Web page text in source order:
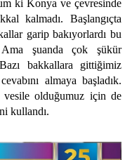
ki Konya ve çevresinde
kalmadı. Başlangıçta
garip bakıyorlardı bu
Ama şuanda çok şükür
bakkallara gittiğimiz
almaya başladık.
olduğumuz için de
kullandı.